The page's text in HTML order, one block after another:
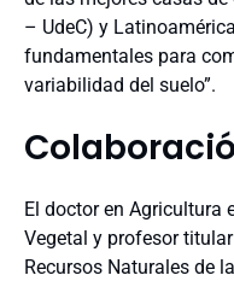
– UdeC) y
fundamentales para
variabilidad del suelo”.
El doctor en Agricultura
Vegetal y profesor
Recursos Naturales de